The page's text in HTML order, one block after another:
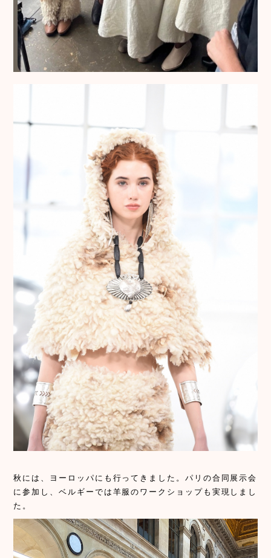
秋には、ヨーロッパにも行ってきました。パリの合同展示会
に参加し、ベルギーでは羊服のワークショップも実現しまし
た。